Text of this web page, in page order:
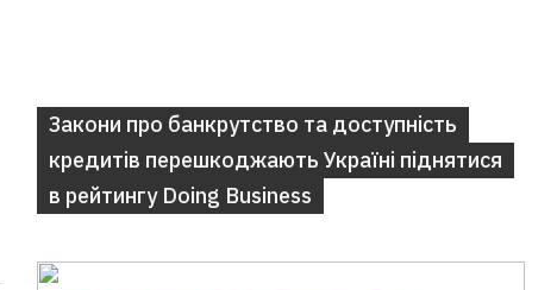
Закони про банкрутство та доступність
кредитів перешкоджають Україні піднятися
в рейтингу Doing Business